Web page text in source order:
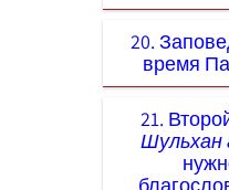
20.
время
21.
Шульхан